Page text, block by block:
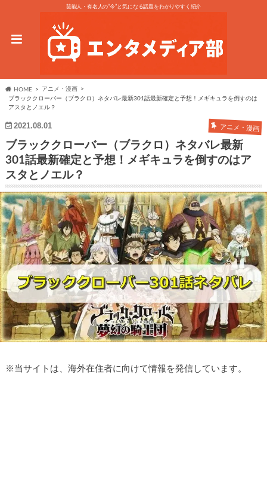
芸能人・有名人の“今”と気になる話題をわかりやすく紹介
HOME
アニメ・漫画
ブラッククローバー（ブラクロ）ネタバレ最新301話最新確定と予想！メギキュラを倒すのは
アスタとノエル？
2021.08.01 アニメ・漫画
ブラッククローバー（ブラクロ）ネタバレ最新
301話最新確定と予想！メギキュラを倒すのはア
スタとノエル？
※ 当サイトは、海外在住者に向けて情報を発信しています。